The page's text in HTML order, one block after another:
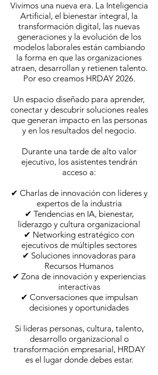
Vivimos una nueva era. La Inteligencia
Artificial, el bienestar integral, la
transformación digital, las nuevas
generaciones y la evolución de los
modelos laborales están cambiando
la forma en que las organizaciones
atraen, desarrollan y retienen talento.
Por eso creamos HRDAY 2026.
Un espacio diseñado para aprender,
conectar y descubrir soluciones reales
que generan impacto en las personas
y en los resultados del negocio.
Durante una tarde de alto valor
ejecutivo, los asistentes tendrán
acceso a:
✔ Charlas de innovación con líderes y
expertos de la industria
✔ Tendencias en IA, bienestar,
liderazgo y cultura organizacional
✔ Networking estratégico con
ejecutivos de múltiples sectores
✔ Soluciones innovadoras para
Recursos Humanos
✔ Zona de innovación y experiencias
interactivas
✔ Conversaciones que impulsan
decisiones y oportunidades
Si lideras personas, cultura, talento,
desarrollo organizacional o
transformación empresarial, HRDAY
es el lugar donde debes estar.